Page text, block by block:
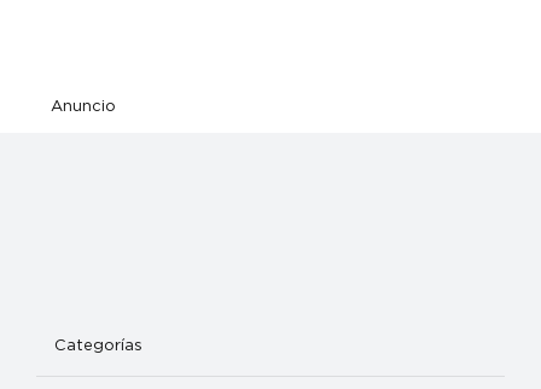
Anuncio
Categorías